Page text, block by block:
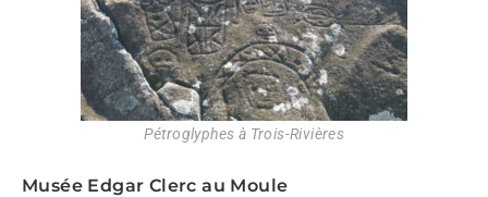
Pétroglyphes à Trois-Rivières
Musée Edgar Clerc au Moule